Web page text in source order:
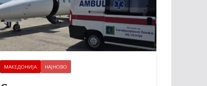
МАКЕДОНИЈА НАЈНОВО